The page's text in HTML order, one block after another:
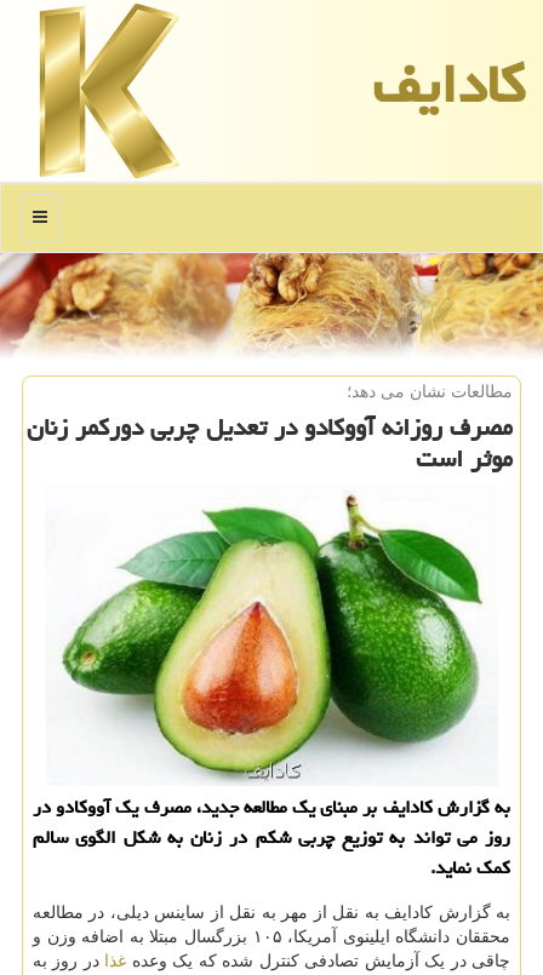
كادایف
منو
مطالعات نشان می دهد؛
مصرف روزانه آووکادو در تعدیل چربی دورکمر زنان
موثر است
به گزارش کادایف بر مبنای یک مطالعه جدید، مصرف یک آووکادو در
روز می تواند به توزیع چربی شکم در زنان به شکل الگوی سالم
کمک نماید.
به گزارش کادایف به نقل از مهر به نقل از ساینس دیلی، در مطالعه
محققان دانشگاه ایلینوی آمریکا، ۱۰۵ بزرگسال مبتلا به اضافه وزن و
چاقی در یک آزمایش تصادفی کنترل شده که یک وعده غذا در روز به